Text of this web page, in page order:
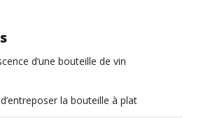
d’une bouteille de vin
la bouteille à plat